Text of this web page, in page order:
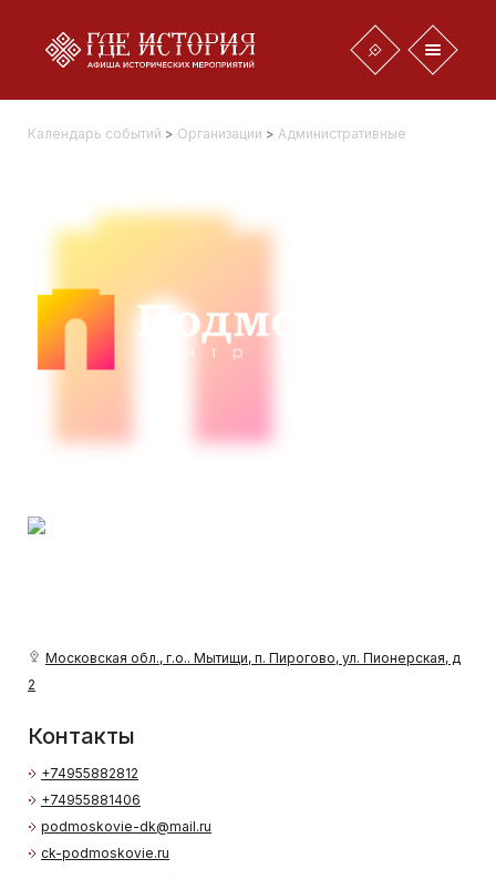
Календарь событий > Организации > Административные
Московская обл., г.о.. Мытищи, п. Пирогово, ул. Пионерская, д
2
Контакты
+74955882812
+74955881406
podmoskovie-dk@mail.ru
ck-podmoskovie.ru